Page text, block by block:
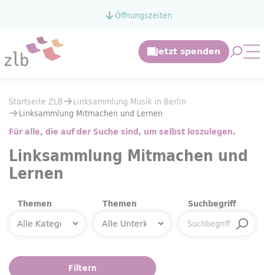
Zum Hauptinhalt springenÖffnungszeiten
Linksammlung Musik in Berlin
Linksammlung Mitmachen und Lernen
Sie befinden sich hier:
Startseite ZLB
Linksammlung Musik in Berlin
Linksammlung Mitmachen und Lernen
Für alle, die auf der Suche sind, um selbst loszulegen.
Linksammlung Mitmachen und
Lernen
Themen Themen Suchbegriff
Filtern